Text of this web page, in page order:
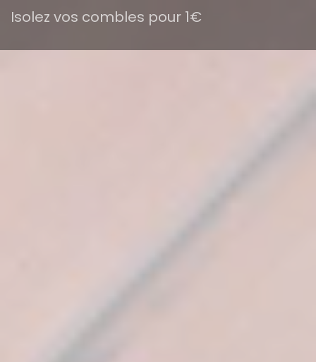
Isolez vos combles pour 1€